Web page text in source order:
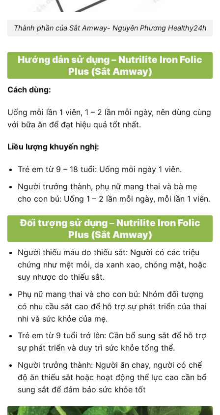
Thành phần của Sắt Amway- Nguyên Phương Healthy24h
Hướng dẫn sử dụng – Nutrilite Iron Folic
Plus (Sắt Amway)
Cách dùng:
Uống mỗi lần 1 viên, 1 – 2 lần mỗi ngày, nên dùng cùng
với bữa ăn để đạt hiệu quả tốt nhất.
Liều lượng khuyến nghị:
Trẻ em từ 9 – 18 tuổi: Uống mỗi ngày 1 viên.
Người trưởng thành, phụ nữ mang thai và bà mẹ
cho con bú: Uống 1 – 2 lần mỗi ngày, mỗi lần 1 viên.
Đối tượng sử dụng – Nutrilite Iron Folic
Plus (Sắt Amway)
Người thiếu máu do thiếu sắt: Người có các triệu
chứng như mệt mỏi, da xanh xao, chóng mặt, hoặc
suy nhược do thiếu sắt.
Phụ nữ mang thai và cho con bú: Nhóm đối tượng
có nhu cầu sắt cao để hỗ trợ sự phát triển của thai
nhi và sức khỏe của mẹ.
Trẻ em từ 9 tuổi trở lên: Cần bổ sung sắt để hỗ trợ
sự phát triển và duy trì sức khỏe tổng thể.
Người trưởng thành: Người ăn chay, người có chế
độ ăn thiếu sắt hoặc hoạt động thể lực cao cần bổ
sung sắt để đảm bảo sức khỏe tốt